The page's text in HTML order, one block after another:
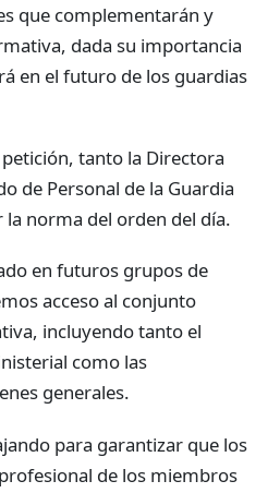
que complementarán y
dada su importancia
en el futuro de los guardias
tanto la Directora
de Personal de la Guardia
norma del orden del día.
en futuros grupos de
acceso al conjunto
incluyendo tanto el
como las
generales.
para garantizar que los
de los miembros